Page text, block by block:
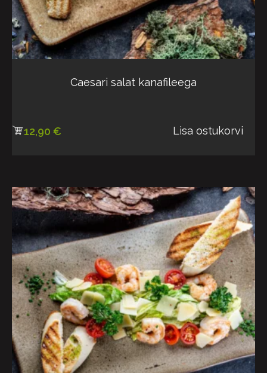
Caesari salat kanafileega
12,90 € Lisa ostukorvi